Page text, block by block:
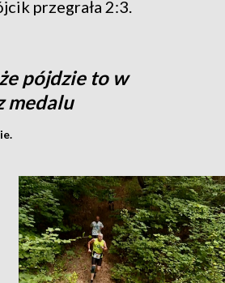
przegrała 2:3.
pójdzie to w
medalu